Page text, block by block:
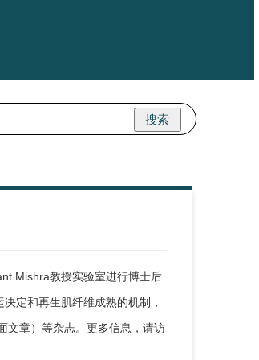
搜索
Mishra教授实验室进行博士后
定和再生肌纤维成熟的机制，
文章）等杂志。更多信息，请访